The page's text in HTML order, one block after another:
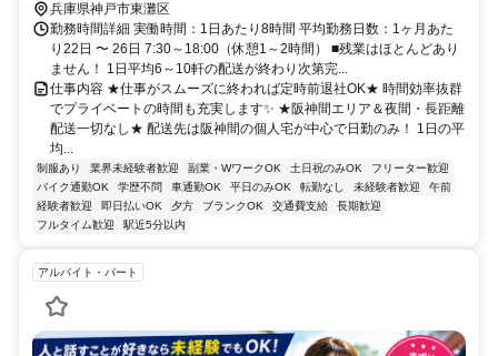
兵庫県神戸市東灘区
勤務時間詳細 実働時間：1日あたり8時間 平均勤務日数：1ヶ月あた
り22日 〜 26日 7:30～18:00（休憩1～2時間） ■残業はほとんどあり
ません！ 1日平均6～10軒の配送が終わり次第完...
仕事内容 ★仕事がスムーズに終われば定時前退社OK★ 時間効率抜群
でプライベートの時間も充実します✨ ★阪神間エリア＆夜間・長距離
配送一切なし★ 配送先は阪神間の個人宅が中心で日勤のみ！ 1日の平
均...
制服あり 業界未経験者歓迎 副業・WワークOK 土日祝のみOK
フリーター歓迎
バイク通勤OK
学歴不問 車通勤OK 平日のみOK 転勤なし 未経験者歓迎
午前
経験者歓迎
即日払いOK 夕方 ブランクOK 交通費支給
長期歓迎
フルタイム歓迎
駅近5分以内
アルバイト・パート